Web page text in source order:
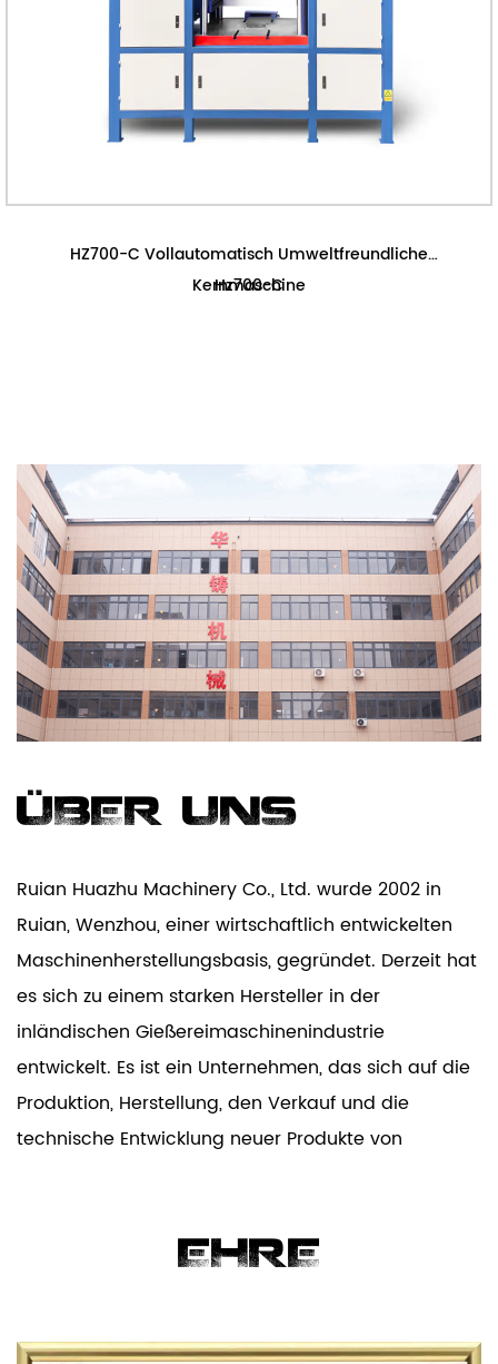
HZ700-C Vollautomatisch Umweltfreundliche
Kernmaschine
Hz700-C
ÜBER UNS
Ruian Huazhu Machinery Co., Ltd. wurde 2002 in
Ruian, Wenzhou, einer wirtschaftlich entwickelten
Maschinenherstellungsbasis, gegründet. Derzeit hat
es sich zu einem starken Hersteller in der
inländischen Gießereimaschinenindustrie
entwickelt. Es ist ein Unternehmen, das sich auf die
Produktion, Herstellung, den Verkauf und die
technische Entwicklung neuer Produkte von
Kernaufnahmen, Gussmaschinen und Formen
EHRE